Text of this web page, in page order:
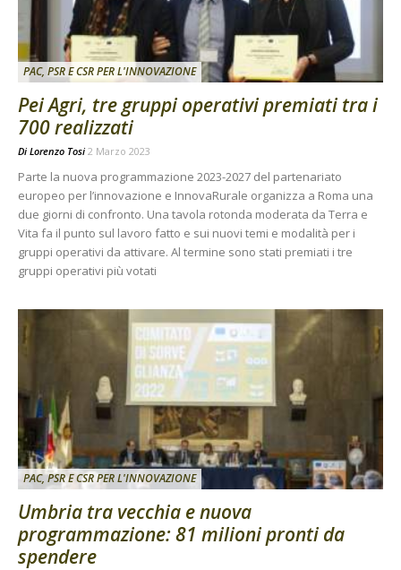
PAC, PSR E CSR PER L'INNOVAZIONE
Pei Agri, tre gruppi operativi premiati tra i
700 realizzati
Di Lorenzo Tosi 2 Marzo 2023
Parte la nuova programmazione 2023-2027 del partenariato
europeo per l’innovazione e InnovaRurale organizza a Roma una
due giorni di confronto. Una tavola rotonda moderata da Terra e
Vita fa il punto sul lavoro fatto e sui nuovi temi e modalità per i
gruppi operativi da attivare. Al termine sono stati premiati i tre
gruppi operativi più votati
PAC, PSR E CSR PER L'INNOVAZIONE
Umbria tra vecchia e nuova
programmazione: 81 milioni pronti da
spendere